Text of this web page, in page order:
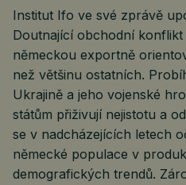
Institut Ifo ve své zprávě
Doutnající obchodní konflikt
německou exportně
než většinu ostatních.
Ukrajině a jeho vojenské
státům přiživují nejistotu a
se v nadcházejících letech
německé populace v
demografických trendů.